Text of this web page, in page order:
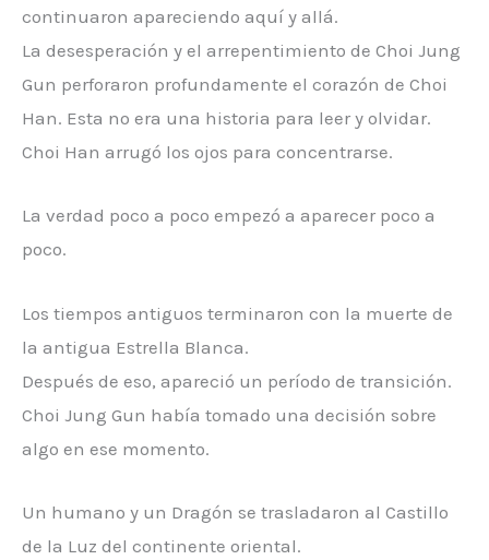
continuaron apareciendo aquí y allá.
La desesperación y el arrepentimiento de Choi Jung
Gun perforaron profundamente el corazón de Choi
Han. Esta no era una historia para leer y olvidar.
Choi Han arrugó los ojos para concentrarse.
La verdad poco a poco empezó a aparecer poco a
poco.
Los tiempos antiguos terminaron con la muerte de
la antigua Estrella Blanca.
Después de eso, apareció un período de transición.
Choi Jung Gun había tomado una decisión sobre
algo en ese momento.
Un humano y un Dragón se trasladaron al Castillo
de la Luz del continente oriental.